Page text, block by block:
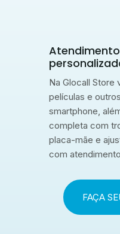
Na Glocall Store
películas e
smartphone,
completa com
placa-mãe e
com
FAÇA